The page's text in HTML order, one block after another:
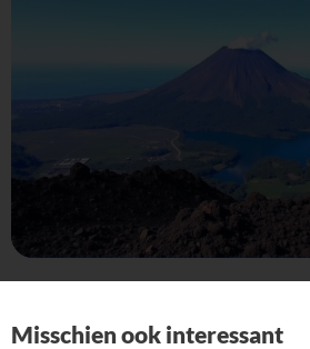
Misschien ook interessant